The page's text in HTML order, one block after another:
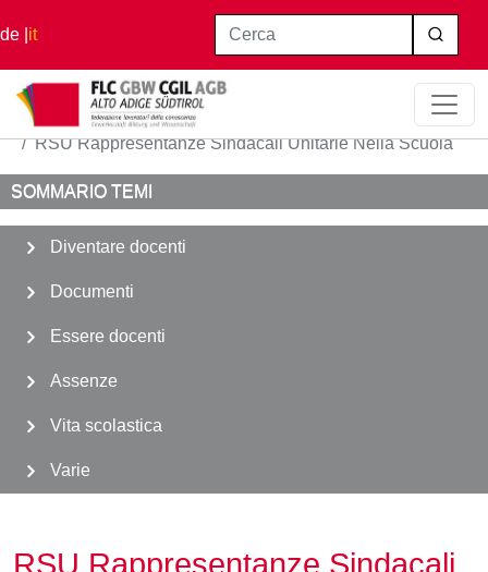
Salta al contenuto principale
de it Cerca
Home
Varie
RSU Rappresentanze Sindacali Unitarie Nella Scuola
RSU Rappresentanze Sindacali
SOMMARIO TEMI
Diventare docenti
Documenti
Essere docenti
Assenze
Vita scolastica
Varie